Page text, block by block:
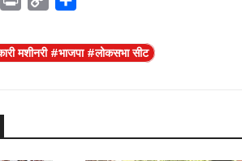
i
n
p
y
a
r
मशीनरी #भाजपा #लोकसभा सीट